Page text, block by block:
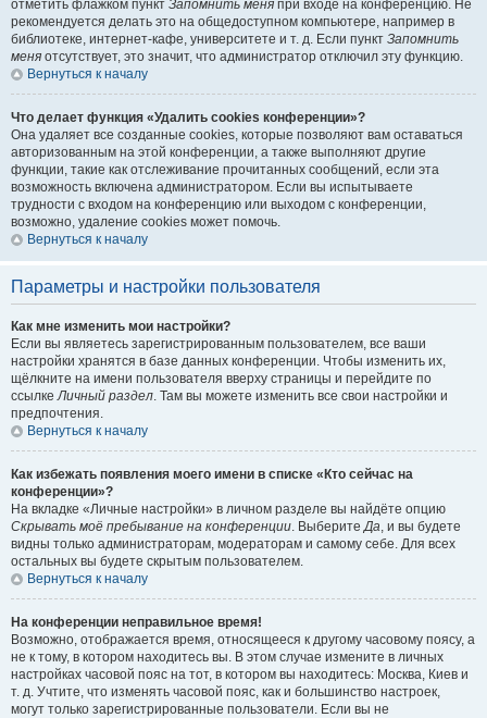
отметить флажком пункт Запомнить меня при входе на конференцию. Не
рекомендуется делать это на общедоступном компьютере, например в
библиотеке, интернет-кафе, университете и т. д. Если пункт Запомнить
меня отсутствует, это значит, что администратор отключил эту функцию.
Вернуться к началу
Что делает функция «Удалить cookies конференции»?
Она удаляет все созданные cookies, которые позволяют вам оставаться
авторизованным на этой конференции, а также выполняют другие
функции, такие как отслеживание прочитанных сообщений, если эта
возможность включена администратором. Если вы испытываете
трудности с входом на конференцию или выходом с конференции,
возможно, удаление cookies может помочь.
Вернуться к началу
Параметры и настройки пользователя
Как мне изменить мои настройки?
Если вы являетесь зарегистрированным пользователем, все ваши
настройки хранятся в базе данных конференции. Чтобы изменить их,
щёлкните на имени пользователя вверху страницы и перейдите по
ссылкеЛичный раздел. Там вы можете изменить все свои настройки и
предпочтения.
Вернуться к началу
Как избежать появления моего имени в списке «Кто сейчас на
конференции»?
На вкладке «Личные настройки» в личном разделе вы найдёте опцию
Скрывать моё пребывание на конференции. ВыберитеДа, и вы будете
видны только администраторам, модераторам и самому себе. Для всех
остальных вы будете скрытым пользователем.
Вернуться к началу
На конференции неправильное время!
Возможно, отображается время, относящееся к другому часовому поясу, а
не к тому, в котором находитесь вы. В этом случае измените в личных
настройках часовой пояс на тот, в котором вы находитесь: Москва, Киев и
т. д. Учтите, что изменять часовой пояс, как и большинство настроек,
могут только зарегистрированные пользователи. Если вы не